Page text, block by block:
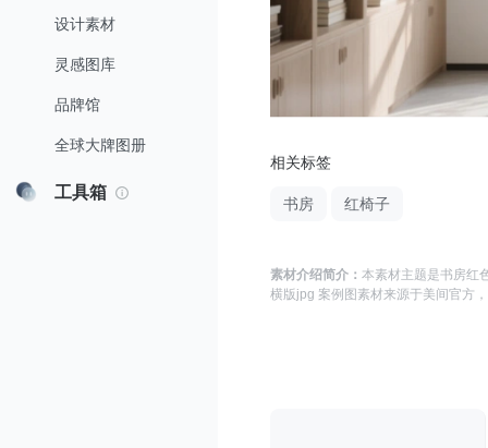
设计素材
灵感图库
品牌馆
全球大牌图册
工具箱
相关标签
书房 红椅子
素材介绍简介：本素材主题是书房红
横版jpg 案例图 素材来源于美间官方